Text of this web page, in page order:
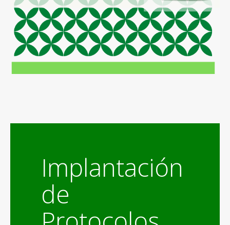
Implantación
de